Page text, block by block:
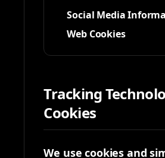
Social Media
Web Cookies
Tracking
Cookies
We use cookies and